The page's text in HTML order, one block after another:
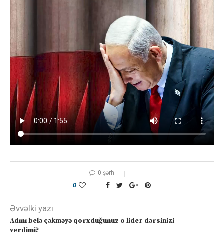
0 şərh
0
Əvvəlki yazı
Adını belə çəkməyə qorxduğunuz o lider dərsinizi
verdimi?